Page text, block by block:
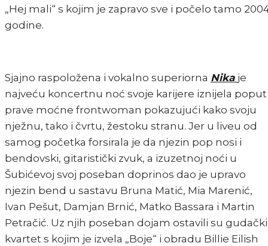
„Hej mali“ s kojim je zapravo sve i počelo tamo
godine.
Sjajno raspoložena i vokalno superiorna Nika je
najveću koncertnu noć svoje karijere iznijela poput
prave moćne frontwoman pokazujući kako svoju
nježnu, tako i čvrtu, žestoku stranu. Jer u liveu od
samog početka forsirala je da njezin pop nosi i
bendovski, gitaristički zvuk, a izuzetnoj noći u
Šubićevoj svoj poseban doprinos dao je upravo
njezin bend u sastavu Bruna Matić, Mia Marenić,
Ivan Pešut, Damjan Brnić, Matko Bassara i Martin
Petračić. Uz njih poseban dojam ostavili su gudački
kvartet s kojim je izvela „Boje“ i obradu Billie Eilish